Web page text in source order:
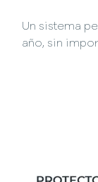
Un sistema
año, sin